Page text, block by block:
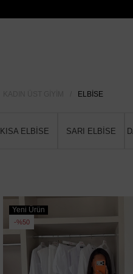
ELBISE
KISA ELBİSE SARI ELBİSE
Yeni Ürün
%50